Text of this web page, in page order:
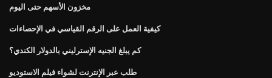
مخزون الأسهم حتى اليوم
كيفية العمل على الرقم القياسي في الإحصاءات
كم يبلغ الجنيه الإسترليني بالدولار الكندي؟
طلب عبر الإنترنت لشواء فيلم الاستوديو